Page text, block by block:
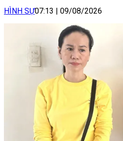
HÌNH SỰ07:13 09/08/2026